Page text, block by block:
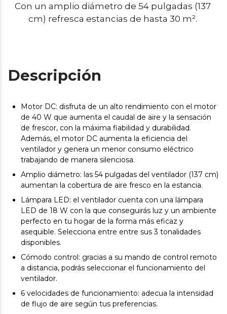
Con un amplio diámetro de 54 pulgadas (137
cm) refresca estancias de hasta 30 m².
Descripción
Motor DC: disfruta de un alto rendimiento con el motor
de 40 W que aumenta el caudal de aire y la sensación
de frescor, con la máxima fiabilidad y durabilidad.
Además, el motor DC aumenta la eficiencia del
ventilador y genera un menor consumo eléctrico
trabajando de manera silenciosa.
Amplio diámetro: las 54 pulgadas del ventilador (137 cm)
aumentan la cobertura de aire fresco en la estancia.
Lámpara LED: el ventilador cuenta con una lámpara
LED de 18 W con la que conseguirás luz y un ambiente
perfecto en tu hogar de la forma más eficaz y
asequible. Selecciona entre entre sus 3 tonalidades
disponibles.
Cómodo control: gracias a su mando de control remoto
a distancia, podrás seleccionar el funcionamiento del
ventilador.
6 velocidades de funcionamiento: adecua la intensidad
de flujo de aire según tus preferencias.